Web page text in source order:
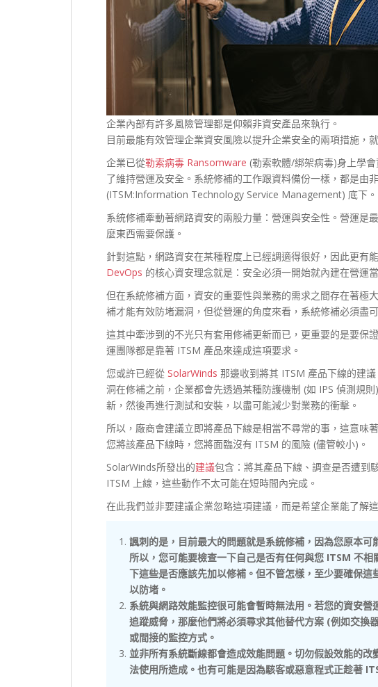
企業內部有許多風險管理都是仰賴非資安產品來執行。
目前最能有效管理企業資安風險以提升企業安全的兩項措施，
企業已從勒索病毒 Ransomware (勒索軟體/綁架病毒)身上學
了維持營運及安全。系統修補的工作跟資料備份一樣，都是由
(ITSM:Information Technology Service Management) 底下。
系統修補牽動著網路資安的兩股力量：營運與安全性。營運是
麼東西需要保護。
針對這點，網路資安在某種程度上已經調適得很好，因此更有
DevOps 的核心資安理念就是：安全必須一開始就內建在營運
但在系統修補方面，資安的重要性與業務的需求之間存在著極
補才能有效防堵漏洞，但從營運的角度來看，系統修補必須盡
這其中牽涉到的不光只有套用修補更新而已，更重要的是要保
運團隊都是靠著 ITSM 產品來達成這項要求。
您或許已經從 SolarWinds 那邊收到將其 ITSM 產品下線的建
洞在修補之前，企業都會先透過某種防護機制 (如 IPS 偵測規
新，然後再進行測試和安裝，以盡可能減少對業務的衝擊。
所以，廠商會建議立即將產品下線是相當不尋常的事，這意味
您將該產品下線時，您將面臨沒有 ITSM 的風險 (儘管較小)。
SolarWinds所發出的建議包含：將其產品下線、調查是否遭到
ITSM 上線，這些動作不太可能在短時間內完成。
在此我們並非要建議企業忽略這項建議，而是希望企業能了解
諷刺的是，目前最大的問題就是系統修補，因為您原本可
所以，您可能要檢查一下自己是否有任何與您 ITSM 不
下這些是否應該先加以修補。但不管怎樣，至少要確保這
以防堵。
系統與網路效能監控很可能會暫時無法用。若您的資安
追蹤威脅，那麼他們將必須尋求其他替代方案 (例如交換
或間接的監控方式。
並非所有系統斷線都會造成效能問題。切勿假設效能的
法使用所造成。也有可能是因為駭客或惡意程式正趁著